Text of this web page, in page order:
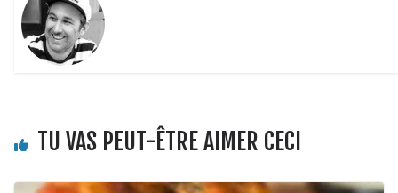
TU VAS PEUT-ÊTRE AIMER CECI